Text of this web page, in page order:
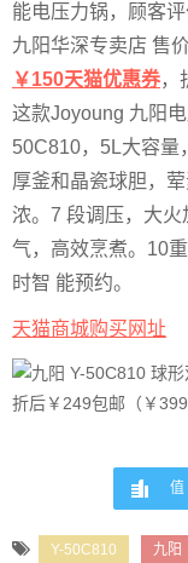
能电压力锅，顾客
九阳华深专卖店 售
￥150天猫优惠券，
这款Joyoung 九阳
50C810，5L大容量
厚釜和晶瓷球胆，
浓。7 段调压，大
气，高效烹煮。10
时智 能预约。
天猫商城购买网址
值
Y-50C810 九阳